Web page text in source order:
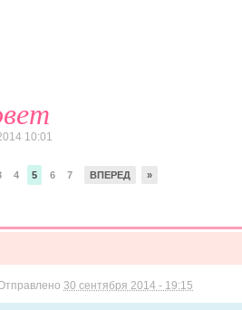
10:01
4 5 6 7 ВПЕРЕД »
30 сентября 2014 - 19:15